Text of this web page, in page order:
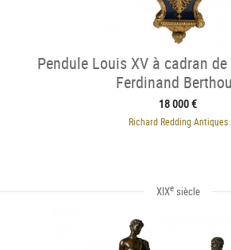
Pendule Louis XV à cadran
Ferdinand
18 000 €
Richard Redding Antiques
XIXesiècle